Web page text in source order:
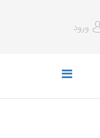
ورود